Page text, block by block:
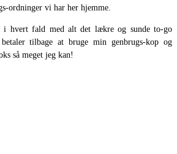
ordninger vi har her hjemme.
i hvert fald med alt det lækre og sunde to-go
tilbage at bruge min genbrugs-kop og
så meget jeg kan!